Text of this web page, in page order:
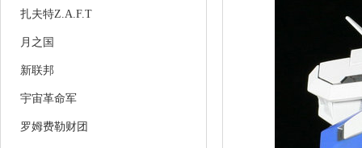
扎夫特Z.A.F.T
月之国
新联邦
宇宙革命军
罗姆费勒财团